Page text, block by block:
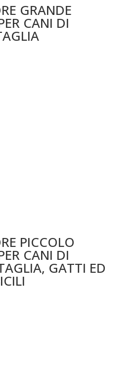
GRANDE
CANI DI
PICCOLO
CANI DI
GATTI ED